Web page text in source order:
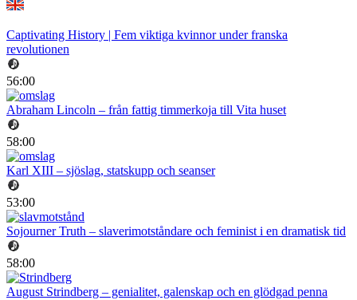
Captivating History | Fem viktiga kvinnor under franska
revolutionen
56:00
Abraham Lincoln – från fattig timmerkoja till Vita huset
58:00
Karl XIII – sjöslag, statskupp och seanser
53:00
Sojourner Truth – slaverimotståndare och feminist i en dramatisk tid
58:00
August Strindberg – genialitet, galenskap och en glödgad penna